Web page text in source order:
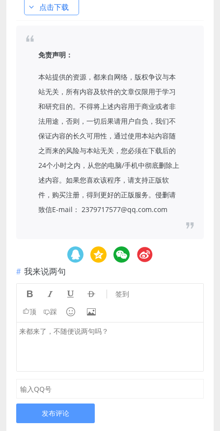
点击下载
免责声明：
本站提供的资源，都来自网络，版权争议与本
站无关，所有内容及软件的文章仅限用于学习
和研究目的。不得将上述内容用于商业或者非
法用途，否则，一切后果请用户自负，我们不
保证内容的长久可用性，通过使用本站内容随
之而来的风险与本站无关，您必须在下载后的
24个小时之内，从您的电脑/手机中彻底删除上
述内容。如果您喜欢该程序，请支持正版软
件，购买注册，得到更好的正版服务。侵删请
致信E-mail： 2379717577@qq.com.com
我来说两句
    签到
顶 踩  
发布评论